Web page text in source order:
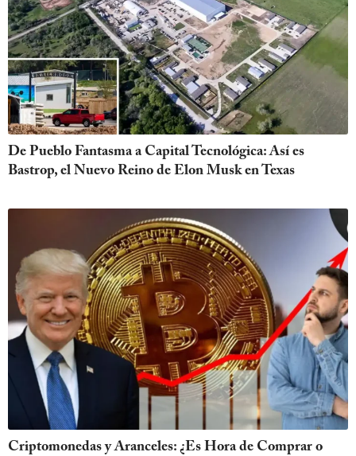
De Pueblo Fantasma a Capital Tecnológica: Así es
Bastrop, el Nuevo Reino de Elon Musk en Texas
Criptomonedas y Aranceles: ¿Es Hora de Comprar o